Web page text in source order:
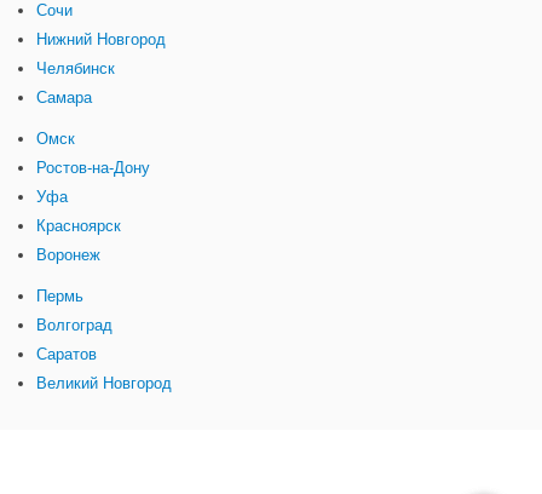
Сочи
Нижний Новгород
Челябинск
Самара
Омск
Ростов-на-Дону
Уфа
Красноярск
Воронеж
Пермь
Волгоград
Саратов
Великий Новгород